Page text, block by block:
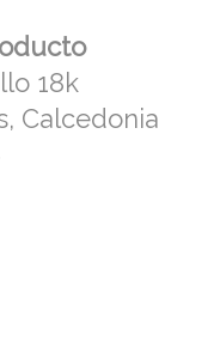
18k
Calcedonia